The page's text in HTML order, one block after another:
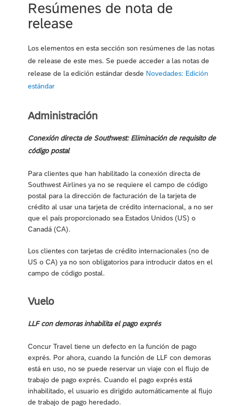
Resúmenes de nota de
release
Los elementos en esta sección son resúmenes de las notas
de release de este mes. Se puede acceder a las notas de
release de la edición estándar desde Novedades: Edición
estándar
Administración
Conexión directa de Southwest: Eliminación de requisito de
código postal
Para clientes que han habilitado la conexión directa de
Southwest Airlines ya no se requiere el campo de código
postal para la dirección de facturación de la tarjeta de
crédito al usar una tarjeta de crédito internacional, a no ser
que el país proporcionado sea Estados Unidos (US) o
Canadá (CA).
Los clientes con tarjetas de crédito internacionales (no de
US o CA) ya no son obligatorios para introducir datos en el
campo de código postal.
Vuelo
LLF con demoras inhabilita el pago exprés
Concur Travel tiene un defecto en la función de pago
exprés. Por ahora, cuando la función de LLF con demoras
está en uso, no se puede reservar un viaje con el flujo de
trabajo de pago exprés. Cuando el pago exprés está
inhabilitado, el usuario es dirigido automáticamente al flujo
de trabajo de pago heredado.